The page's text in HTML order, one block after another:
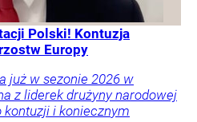
Polski! Kontuzja
Europy
już w sezonie 2026 w
z liderek drużyny narodowej
kontuzji i koniecznym